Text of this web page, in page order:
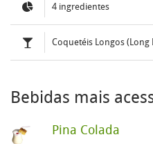
4 ingredientes
Coquetéis Longos (Long
Bebidas mais
Pina Colada